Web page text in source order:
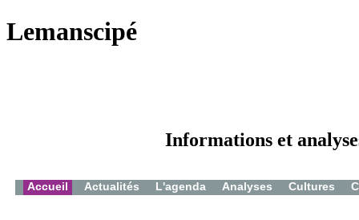
Lemanscipé
Informations et
Accueil Actualités L'agenda Analyses Cultures